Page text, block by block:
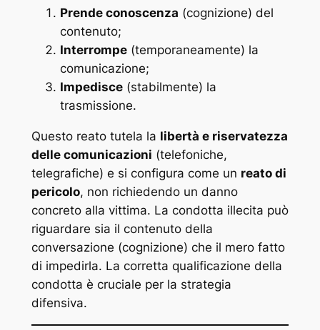
Prende conoscenza (cognizione) del
contenuto;
Interrompe(temporaneamente) la
comunicazione;
Impedisce(stabilmente) la
trasmissione.
Questo reato tutela la libertà e riservatezza
delle comunicazioni (telefoniche,
telegrafiche) e si configura come un reato di
pericolo, non richiedendo un danno
concreto alla vittima. La condotta illecita può
riguardare sia il contenuto della
conversazione (cognizione) che il mero fatto
di impedirla. La corretta qualificazione della
condotta è cruciale per la strategia
difensiva.